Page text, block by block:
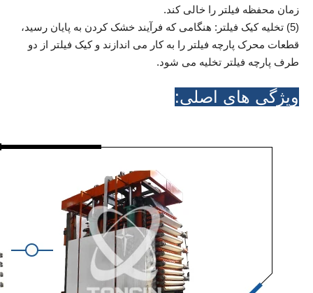
زمان محفظه فیلتر را خالی کند.
(5) تخلیه کیک فیلتر: هنگامی که فرآیند خشک کردن به پایان رسید،
قطعات محرک پارچه فیلتر را به کار می اندازند و کیک فیلتر از دو
طرف پارچه فیلتر تخلیه می شود.
ویژگی های اصلی: